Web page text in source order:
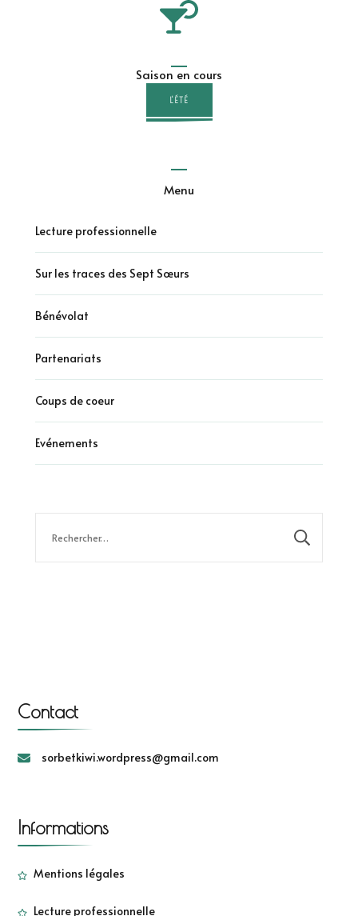
Saison en cours
L'ÉTÉ
Menu
Lecture professionnelle
Sur les traces des Sept Sœurs
Bénévolat
Partenariats
Coups de coeur
Evénements
Contact
sorbetkiwi.wordpress@gmail.com
Informations
Mentions légales
Lecture professionnelle